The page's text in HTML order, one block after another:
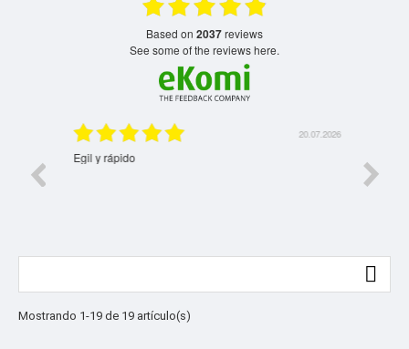
based on 2037reviews
see some of the reviews here.
20.07.2026
Egil y rápido

Mostrando 1-19 de 19 artículo(s)